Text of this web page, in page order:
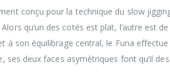
conçu pour la technique du slow
qu’un des cotés est plat, l’autre est
à son équilibrage central, le Funa
deux faces asymétriques font qu’il